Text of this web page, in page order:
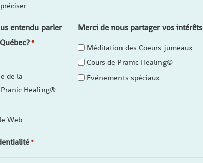
entendu parler
Québec?*
de la
Healing®
Web
Merci de nous partager vos intérêts
Méditation des Coeurs jumeaux
Cours de Pranic Healing©
Événements spéciaux
*